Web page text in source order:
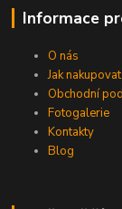
Informace
O nás
Jak nakupovat
Obchodní
Fotogalerie
Kontakty
Blog